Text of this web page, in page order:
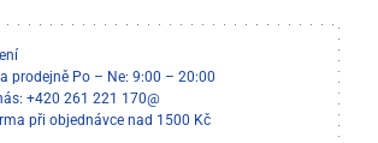
prodejně Po – Ne: 9:00 – 20:00
+420 261 221 170@
při objednávce nad 1500 Kč